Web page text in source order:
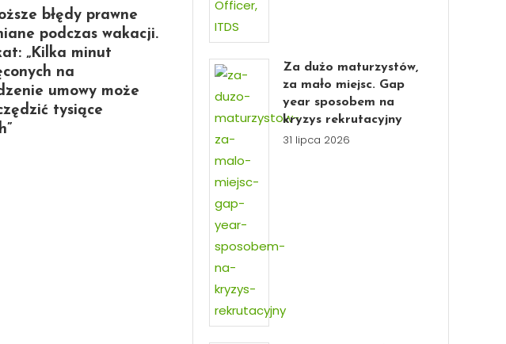
błędy prawne
podczas wakacji.
„Kilka minut
na
umowy może
tysiące
Za dużo maturzystów,
za mało miejsc. Gap
year sposobem na
kryzys rekrutacyjny
31 lipca 2026